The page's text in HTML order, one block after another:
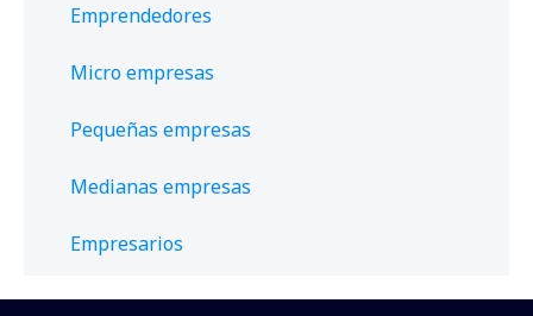
Emprendedores
Micro empresas
Pequeñas empresas
Medianas empresas
Empresarios